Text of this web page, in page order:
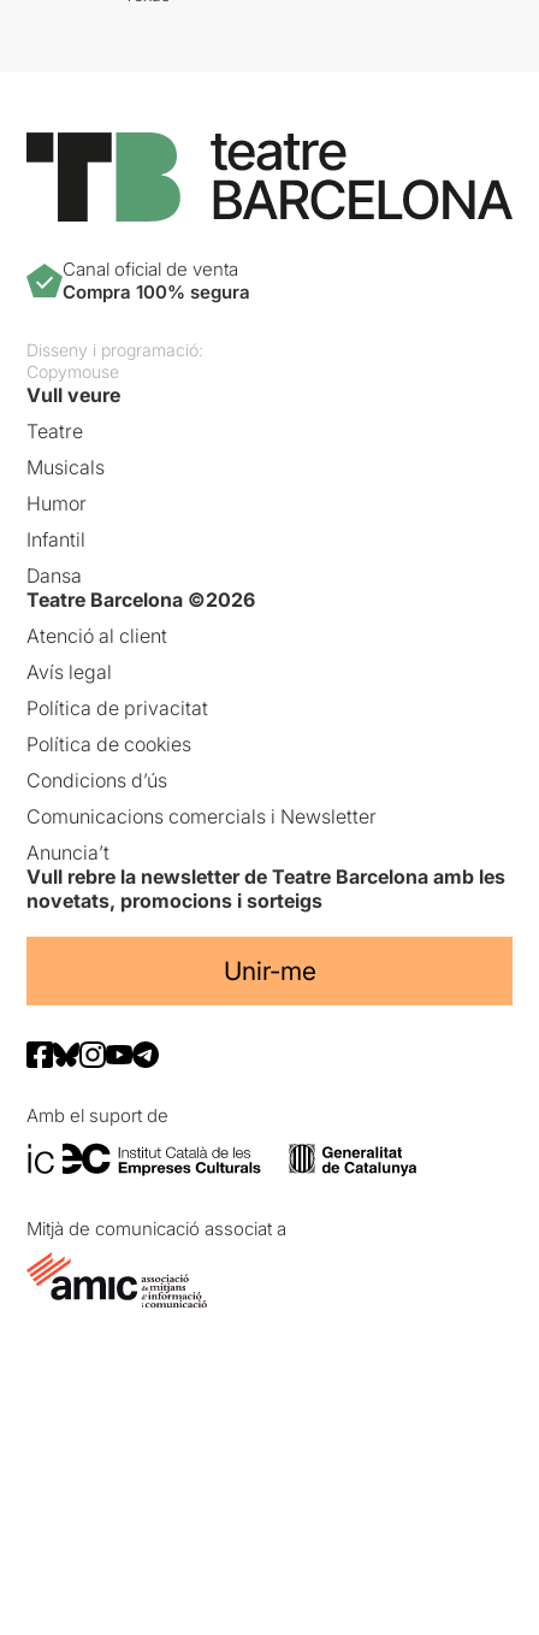
Canal oficial de venta
Compra 100% segura
Disseny i programació:
Copymouse
Vull veure
Teatre
Musicals
Humor
Infantil
Dansa
Teatre Barcelona ©2026
Atenció al client
Avís legal
Política de privacitat
Política de cookies
Condicions d’ús
Comunicacions comercials i Newsletter
Anuncia’t
Vull rebre la newsletter de Teatre Barcelona amb les
novetats, promocions i sorteigs
Unir-me
Amb el suport de
Mitjà de comunicació associat a